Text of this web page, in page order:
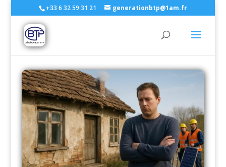
+33 6 32 59 31 21 generationbtp@1am.fr